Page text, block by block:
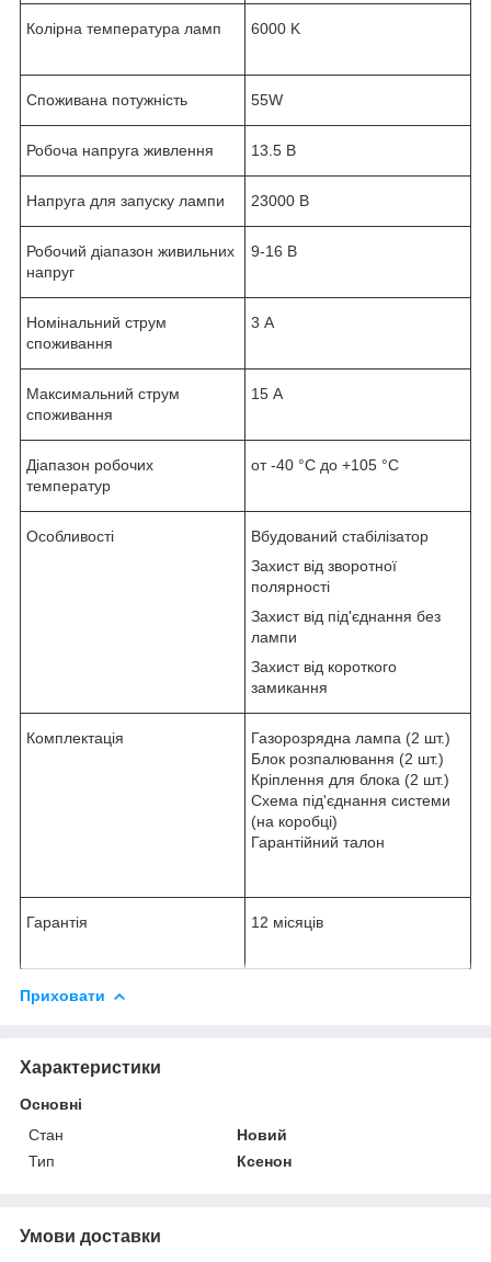
Колірна температура ламп 6000 K
Споживана потужність 55W
Робоча напруга живлення 13.5 В
Напруга для запуску лампи 23000 В
Робочий діапазон живильних
напруг
9-16 В
Номінальний струм
споживання
3 А
Максимальний струм
споживання
15 А
Діапазон робочих
температур
от -40 °С до +105 °С
Особливості
Вбудований стабілізатор
Захист від зворотної
полярності
Захист від під'єднання без
лампи
Захист від короткого
замикання
Комплектація
Газорозрядна лампа (2 шт.)
Блок розпалювання (2 шт.)
Кріплення для блока (2 шт.)
Схема під'єднання системи
(на коробці)
Гарантійний талон
Гарантія 12 місяців
Приховати
Характеристики
Основні
Стан
Новий
Тип
Ксенон
Умови доставки